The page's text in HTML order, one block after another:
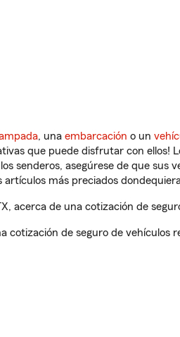
, una embarcación o un
que puede disfrutar con ellos!
senderos, asegúrese de que sus
más preciados
acerca de una cotización de
cotización de seguro de vehículos